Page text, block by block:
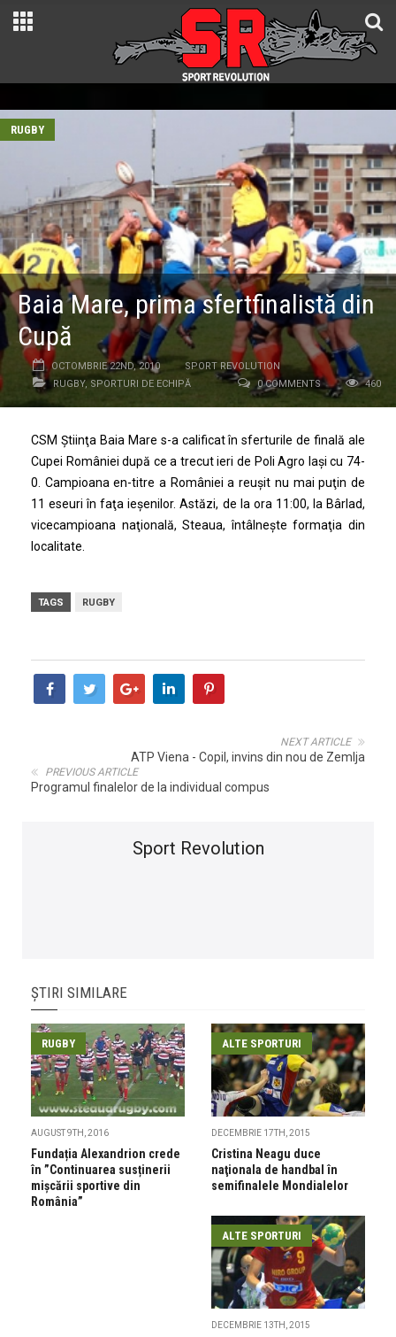
RUGBY
Baia Mare, prima sfertfinalistă din
Cupă
OCTOMBRIE 22ND, 2010
SPORT REVOLUTION
RUGBY, SPORTURI DE ECHIPĂ 0 COMMENTS 460
CSM Ştiinţa Baia Mare s-a calificat în sferturile de finală ale
Cupei României după ce a trecut ieri de Poli Agro Iaşi cu 74-
0. Campioana en-titre a României a reuşit nu mai puţin de
11 eseuri în faţa ieşenilor. Astăzi, de la ora 11:00, la Bârlad,
vicecampioana naţională, Steaua, întâlneşte formaţia din
localitate.
TAGS RUGBY
NEXT ARTICLE
ATP Viena - Copil, invins din nou de Zemlja
PREVIOUS ARTICLE
Programul finalelor de la individual compus
Sport Revolution
ȘTIRI SIMILARE
RUGBY
AUGUST 9TH, 2016
Fundația Alexandrion crede
în ”Continuarea susținerii
mișcării sportive din
România”
ALTE SPORTURI
DECEMBRIE 17TH, 2015
Cristina Neagu duce
naţionala de handbal în
semifinalele Mondialelor
ALTE SPORTURI
DECEMBRIE 13TH, 2015